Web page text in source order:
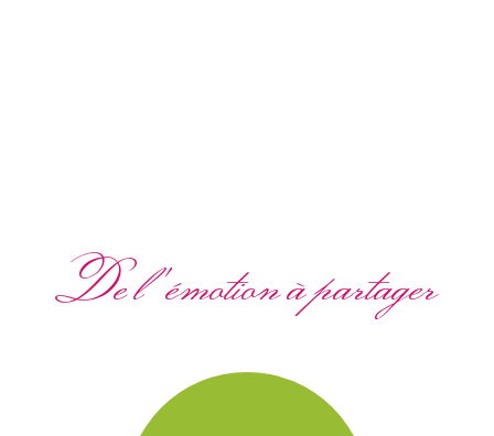
De l'émotion à partager